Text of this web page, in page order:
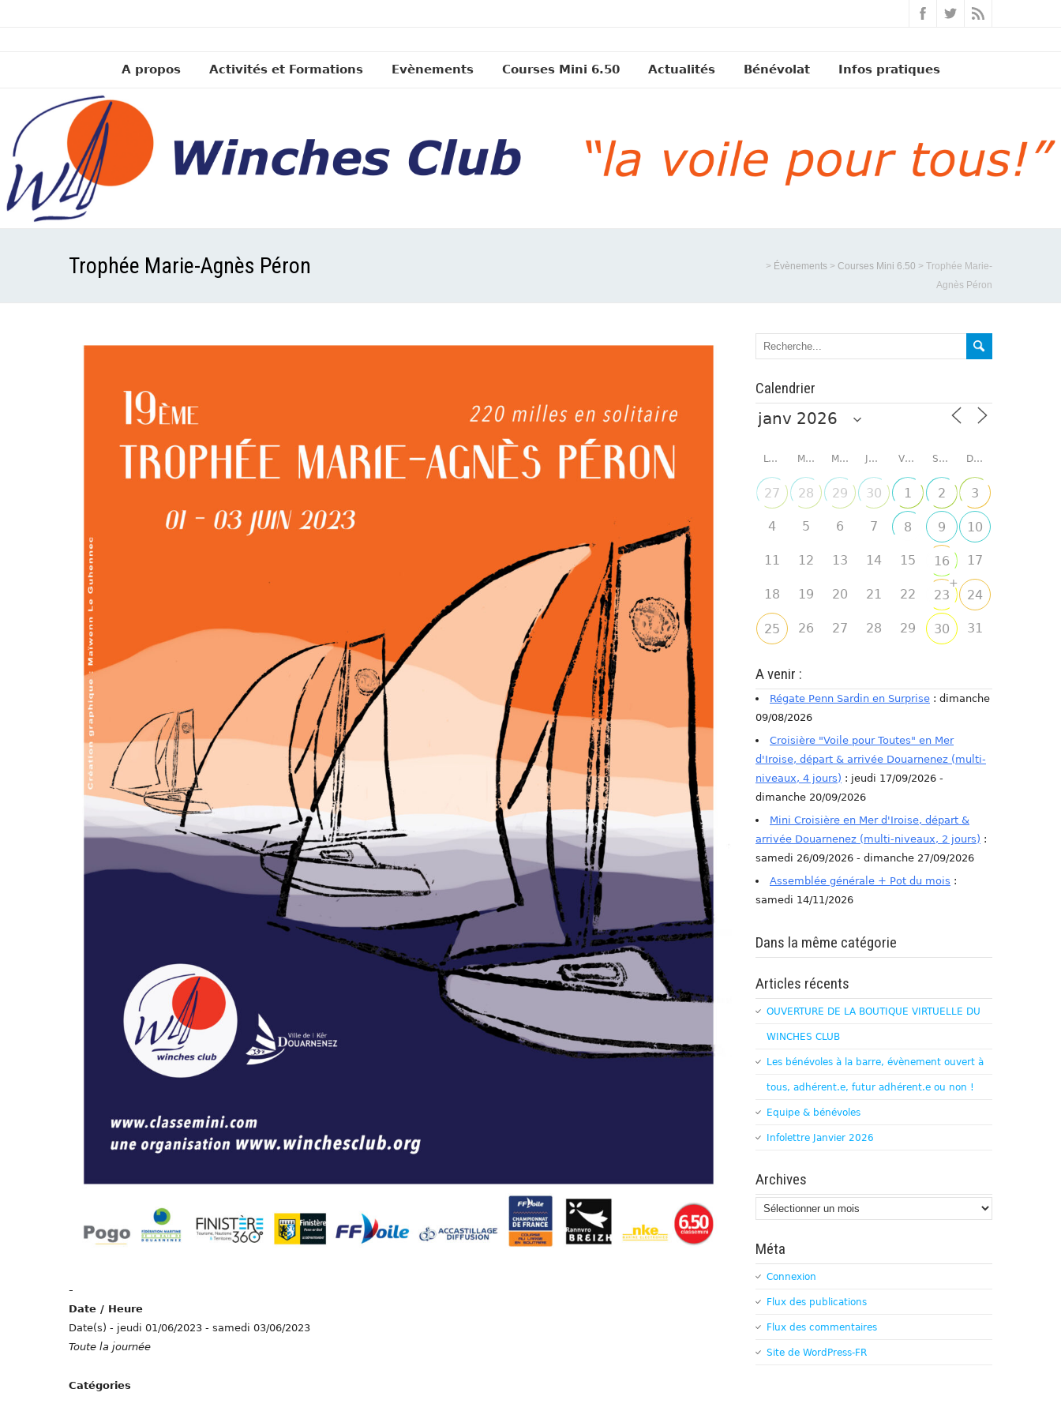
A propos Activités et Formations Evènements Courses Mini 6.50 Actualités Bénévolat Infos pratiques
Trophée Marie-Agnès Péron > Évènements > Courses Mini 6.50 > Trophée Marie-
Agnès Péron
-
Date / Heure
Date(s) - jeudi 01/06/2023 - samedi 03/06/2023
Toute la journée
Catégories
Calendrier
LUNDI MARDI MERCREDI JEUDI VENDREDI SAMEDI DIMANCHE
27 28 29 30 1 2 3
4 5 6 7 8 9 10
11 12 13 14 15 16 17
18 19 20 21 22 23
+
24
25 26 27 28 29 30 31
A venir :
Régate Penn Sardin en Surprise : dimanche
09/08/2026
Croisière "Voile pour Toutes" en Mer
d'Iroise, départ & arrivée Douarnenez (multi-
niveaux, 4 jours) : jeudi 17/09/2026 -
dimanche 20/09/2026
Mini Croisière en Mer d'Iroise, départ &
arrivée Douarnenez (multi-niveaux, 2 jours) :
samedi 26/09/2026 - dimanche 27/09/2026
Assemblée générale + Pot du mois :
samedi 14/11/2026
Dans la même catégorie
Articles récents
OUVERTURE DE LA BOUTIQUE VIRTUELLE DU
WINCHES CLUB
Les bénévoles à la barre, évènement ouvert à
tous, adhérent.e, futur adhérent.e ou non !
Equipe & bénévoles
Infolettre Janvier 2026
Archives
Archives
Méta
Connexion
Flux des publications
Flux des commentaires
Site de WordPress-FR